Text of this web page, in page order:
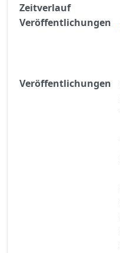
Zeitverlauf
Veröffentlichungen
Veröffentlichungen